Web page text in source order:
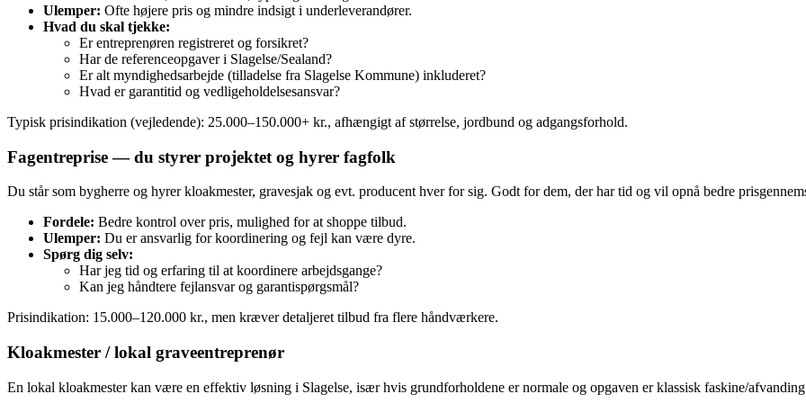
Ulemper: Ofte højere pris og mindre indsigt i underleverandører.
Hvad du skal tjekke:
Er entreprenøren registreret og forsikret?
Har de referenceopgaver i Slagelse/Sealand?
Er alt myndighedsarbejde (tilladelse fra Slagelse Kommune) inkluderet?
Hvad er garantitid og vedligeholdelsesansvar?
Typisk prisindikation (vejledende): 25.000–150.000+ kr., afhængigt af størrelse, jordbund og adgangsforhold.
Fagentreprise — du styrer projektet og hyrer fagfolk
Du står som bygherre og hyrer kloakmester, gravesjak og evt. producent hver for sig. Godt for dem, der har tid og vil opnå bedre
Fordele: Bedre kontrol over pris, mulighed for at shoppe tilbud.
Ulemper: Du er ansvarlig for koordinering og fejl kan være dyre.
Spørg dig selv:
Har jeg tid og erfaring til at koordinere arbejdsgange?
Kan jeg håndtere fejlansvar og garantispørgsmål?
Prisindikation: 15.000–120.000 kr., men kræver detaljeret tilbud fra flere håndværkere.
Kloakmester / lokal graveentreprenør
En lokal kloakmester kan være en effektiv løsning i Slagelse, især hvis grundforholdene er normale og opgaven er klassisk faskine/